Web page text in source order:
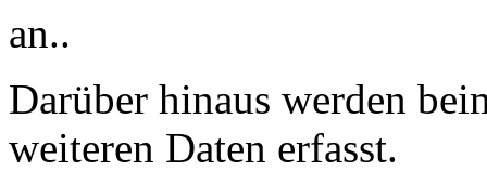
an..
Darüber hinaus werden
weiteren Daten erfasst.